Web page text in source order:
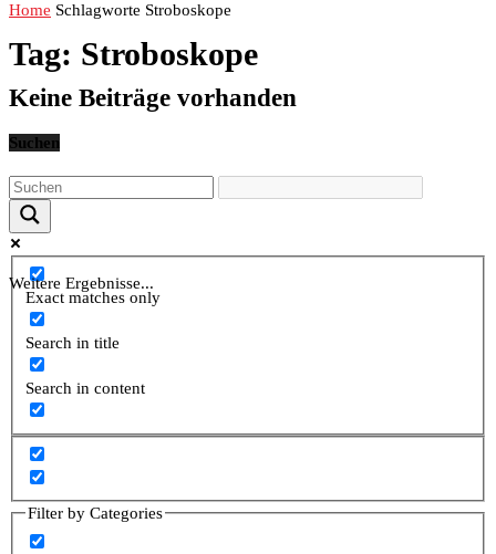
Home Schlagworte Stroboskope
Tag: Stroboskope
Keine Beiträge vorhanden
Suchen
Weitere Ergebnisse...
Exact matches only
Search in title
Search in content
Filter by Categories